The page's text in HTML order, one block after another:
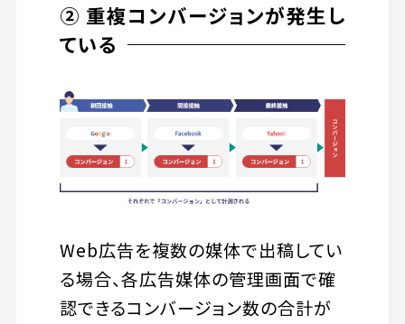
② 重複コンバージョンが発生し
ている
Web広告を複数の媒体で出稿してい
る場合、各広告媒体の管理画面で確
認できるコンバージョン数の合計が